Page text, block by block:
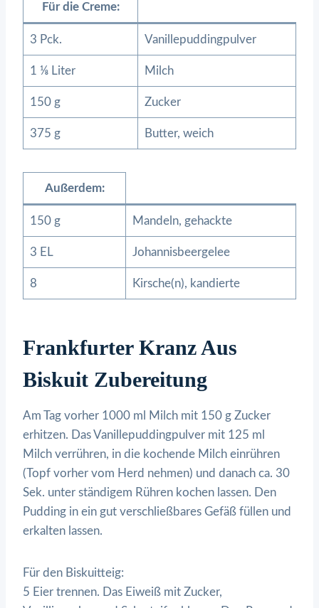
Für die Creme:
3 Pck. Vanillepuddingpulver
1 ⅛ Liter Milch
150 g Zucker
375 g Butter, weich
Außerdem:
150 g Mandeln, gehackte
3 EL Johannisbeergelee
8 Kirsche(n), kandierte
Frankfurter Kranz Aus
Biskuit Zubereitung
Am Tag vorher 1000 ml Milch mit 150 g Zucker
erhitzen. Das Vanillepuddingpulver mit 125 ml
Milch verrühren, in die kochende Milch einrühren
(Topf vorher vom Herd nehmen) und danach ca. 30
Sek. unter ständigem Rühren kochen lassen. Den
Pudding in ein gut verschließbares Gefäß füllen und
erkalten lassen.
Für den Biskuitteig:
5 Eier trennen. Das Eiweiß mit Zucker,